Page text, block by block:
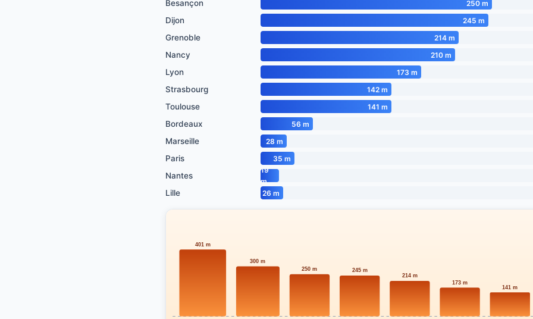
Besançon 250 m
Dijon 245 m
Grenoble 214 m
Nancy 210 m
Lyon 173 m
Strasbourg 142 m
Toulouse 141 m
Bordeaux 56 m
Marseille 28 m
Paris 35 m
Nantes
19
m
Lille 26 m
401 m
300 m
250 m 245 m
214 m
173 m
141 m